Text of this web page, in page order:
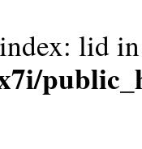
lid in